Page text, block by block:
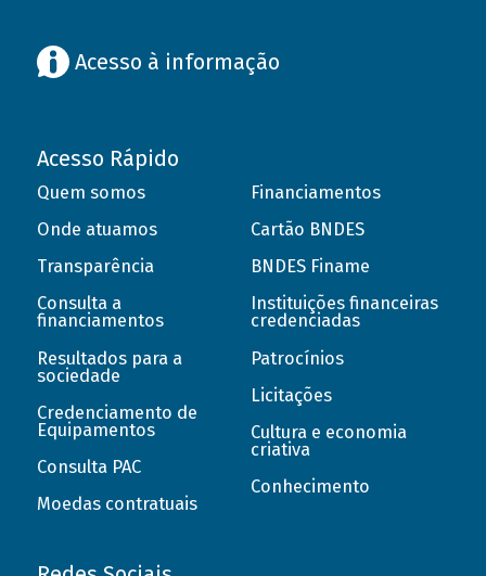
Acesso à informação
Acesso Rápido
Quem somos
Onde atuamos
Transparência
Consulta a
financiamentos
Resultados para a
sociedade
Credenciamento de
Equipamentos
Consulta PAC
Moedas contratuais
Financiamentos
Cartão BNDES
BNDES Finame
Instituições financeiras
credenciadas
Patrocínios
Licitações
Cultura e economia
criativa
Conhecimento